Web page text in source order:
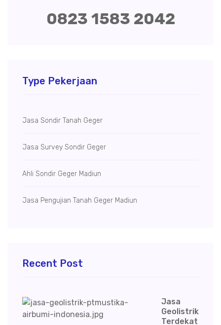
0823 1583 2042
Type Pekerjaan
Jasa Sondir Tanah Geger
Jasa Survey Sondir Geger
Ahli Sondir Geger Madiun
Jasa Pengujian Tanah Geger Madiun
Recent Post
Jasa
Geolistrik
Terdekat